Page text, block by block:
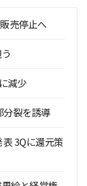
売停止へ
減少
分裂を誘導
3Qに還元策